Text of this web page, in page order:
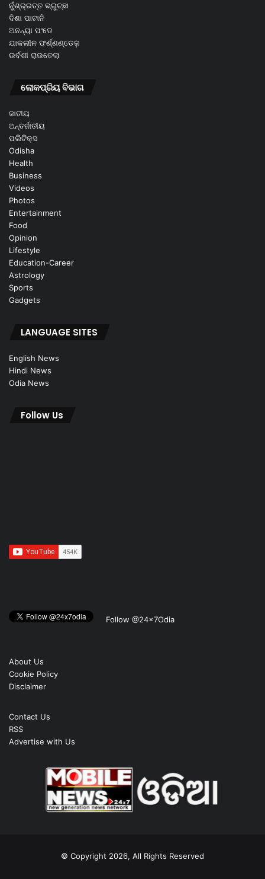
ନୁଁଶ୍ର୍ରତ୍ତ ଭ୍ରୁଚ୍ଛା
ଦିଶା ପାଟାନି
ଅନନ୍ୟା ପଂଡେ
ଯାକଲୀନ ଫର୍ଣ୍ଣଣ୍ଡେଜ଼
ଉର୍ବଶୀ ରାଉତେଲା
ଲୋକପ୍ରିୟ ବିଭାଗ
ଜାତୀୟ
ଅନ୍ତର୍ଜାତୀୟ
ପଲିଟିକ୍ସ
Odisha
Health
Business
Videos
Photos
Entertainment
Food
Opinion
Lifestyle
Education-Career
Astrology
Sports
Gadgets
LANGUAGE SITES
English News
Hindi News
Odia News
Follow Us
Follow @24x7Odia
About Us
Cookie Policy
Disclaimer
Contact Us
RSS
Advertise with Us
© Copyright 2026, All Rights Reserved